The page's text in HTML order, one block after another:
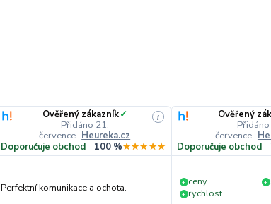
Ověřený zákazník✓
Přidáno 21.
července · Heureka.cz
i
Doporučuje obchod 100 %★★★★★
Perfektní komunikace a ochota.
Ověřený
července ·
Doporučuje obchod
+ ceny +
+ rychlost